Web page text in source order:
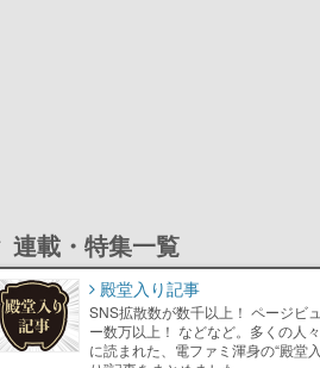
連載・特集一覧
殿堂入り記事
SNS拡散数が数千以上！ ページビュ
ー数万以上！ などなど。多くの人々
に読まれた、電ファミ渾身の“殿堂入